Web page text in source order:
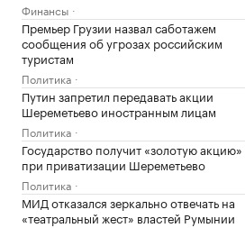
Финансы
Премьер Грузии назвал саботажем
сообщения об угрозах российским
туристам
Политика
Путин запретил передавать акции
Шереметьево иностранным лицам
Политика
Государство получит «золотую акцию»
при приватизации Шереметьево
Политика
МИД отказался зеркально отвечать на
«театральный жест» властей Румынии